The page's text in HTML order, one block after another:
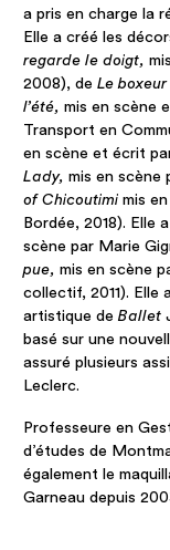
a pris en charge la
Elle a créé les
regarde le doigt,
2008), deLe
l’été,mis en scène
Transport en
en scène et écrit
Lady,mis en scène
of Chicoutimimis
Bordée, 2018). Elle
scène par Marie
pue,mis en scène
collectif, 2011). Elle
artistique deBallet
basé sur une
assuré plusieurs
Leclerc.
Professeure en
d’études de
également le
Garneau depuis